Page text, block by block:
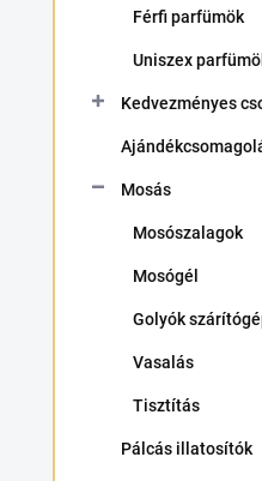
Férfi parfümök
Uniszex
Kedvezményes
Mosás
Mosószalagok
Mosógél
Golyók
Vasalás
Tisztítás
Pálcás illatosítók